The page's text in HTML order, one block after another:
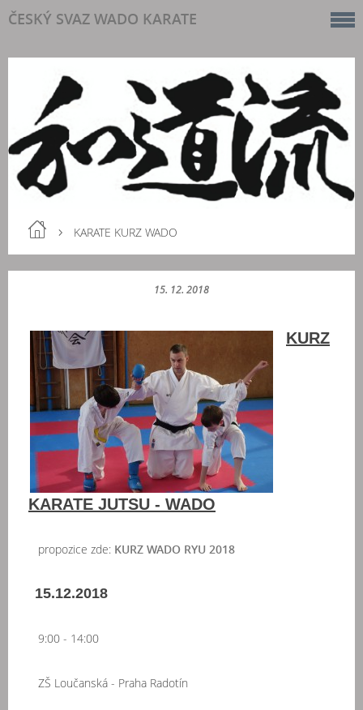
ČESKÝ SVAZ WADO KARATE
KARATE KURZ WADO
15. 12. 2018
KURZ
KARATE JUTSU - WADO
propozice zde: KURZ WADO RYU 2018
15.12.2018
9:00 - 14:00
ZŠ Loučanská - Praha Radotín